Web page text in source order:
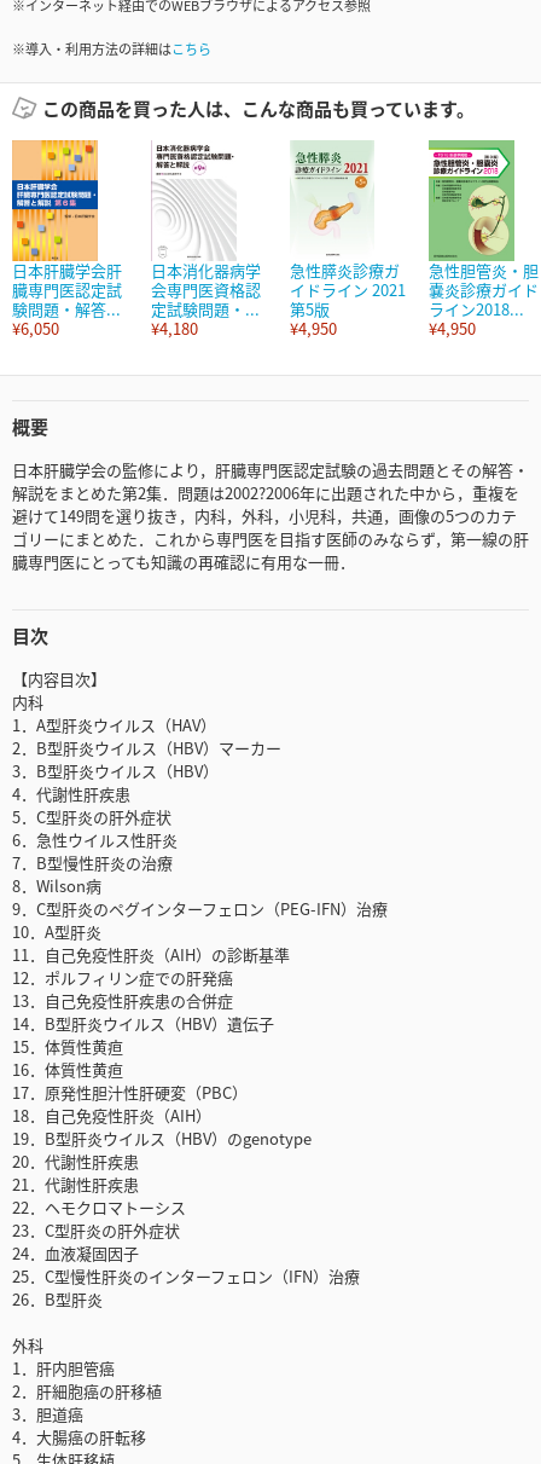
※インターネット経由でのWEBブラウザによるアクセス参照
※導入・利用方法の詳細はこちら
この商品を買った人は、こんな商品も買っています。
日本肝臓学会肝
臓専門医認定試
験問題・解答...
¥6,050
日本消化器病学
会専門医資格認
定試験問題・...
¥4,180
急性膵炎診療ガ
イドライン 2021
第5版
¥4,950
急性胆管炎・胆
嚢炎診療ガイド
ライン2018...
¥4,950
概要
日本肝臓学会の監修により，肝臓専門医認定試験の過去問題とその解答・
解説をまとめた第2集．問題は2002?2006年に出題された中から，重複を
避けて149問を選り抜き，内科，外科，小児科，共通，画像の5つのカテ
ゴリーにまとめた．これから専門医を目指す医師のみならず，第一線の肝
臓専門医にとっても知識の再確認に有用な一冊．
目次
【内容目次】
内科
1．A型肝炎ウイルス（HAV）
2．B型肝炎ウイルス（HBV）マーカー
3．B型肝炎ウイルス（HBV）
4．代謝性肝疾患
5．C型肝炎の肝外症状
6．急性ウイルス性肝炎
7．B型慢性肝炎の治療
8．Wilson病
9．C型肝炎のペグインターフェロン（PEG-IFN）治療
10．A型肝炎
11．自己免疫性肝炎（AIH）の診断基準
12．ポルフィリン症での肝発癌
13．自己免疫性肝疾患の合併症
14．B型肝炎ウイルス（HBV）遺伝子
15．体質性黄疸
16．体質性黄疸
17．原発性胆汁性肝硬変（PBC）
18．自己免疫性肝炎（AIH）
19．B型肝炎ウイルス（HBV）のgenotype
20．代謝性肝疾患
21．代謝性肝疾患
22．ヘモクロマトーシス
23．C型肝炎の肝外症状
24．血液凝固因子
25．C型慢性肝炎のインターフェロン（IFN）治療
26．B型肝炎
外科
1．肝内胆管癌
2．肝細胞癌の肝移植
3．胆道癌
4．大腸癌の肝転移